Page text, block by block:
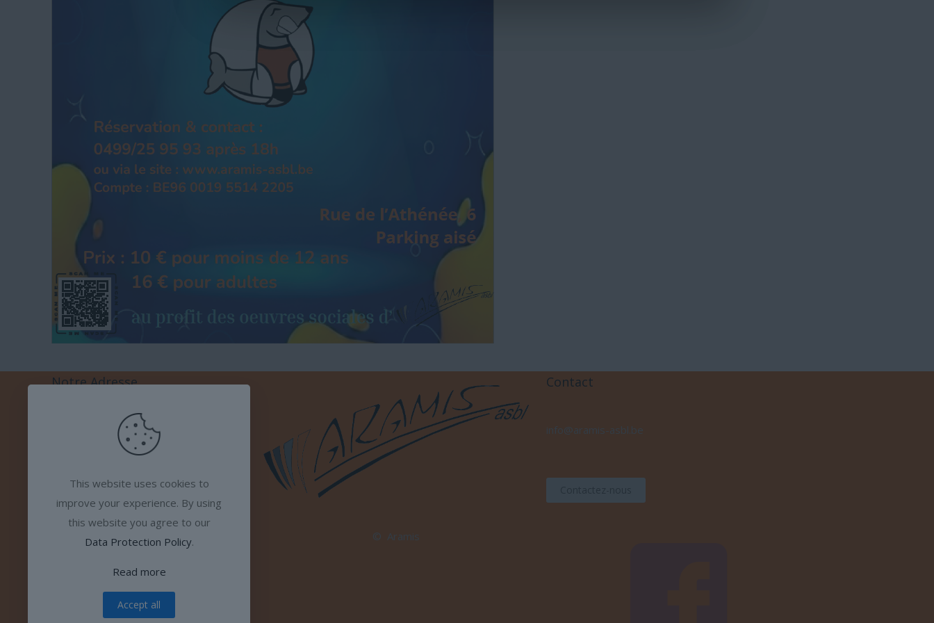
Notre Adresse
Aramis A.S.B.L.
Rue Gaston Bernard, 3
4130 Esneux
© Aramis
Contact
info@aramis-asbl.be
This website uses cookies to
improve your experience. By using
this website you agree to our
Data Protection Policy.
Read more
Accept all